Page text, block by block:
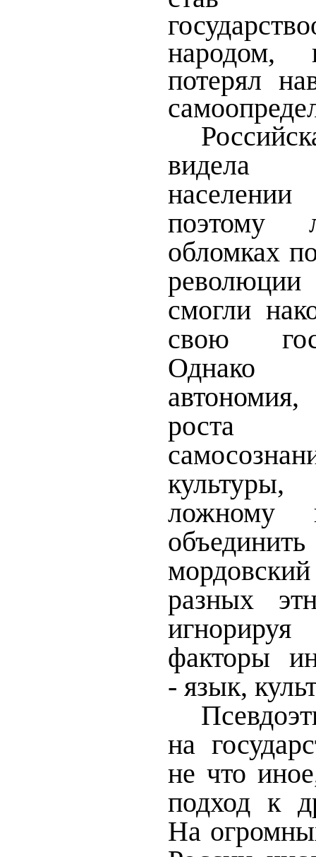
потерял
видела
обломках
смогли
свою
Однако
роста
ложному
разных
факторы
- язык,
на
не что
подход к
На